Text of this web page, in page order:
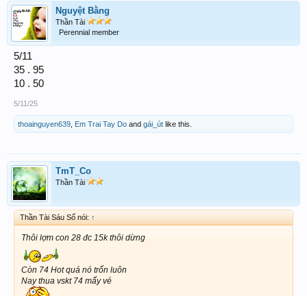
Nguyệt Bằng
Thần Tài
Perennial member
5/11
35 . 95
10 . 50
5/11/25
thoainguyen639 Em Trai Tay Do and gái_út like this.
TmT_Co
Thần Tài
Thần Tài Sáu Số nói: ↑
Thôi lợm con 28 đc 15k thôi dừng
Còn 74 Hot quá nó trốn luôn
Nay thua vskt 74 mấy vé